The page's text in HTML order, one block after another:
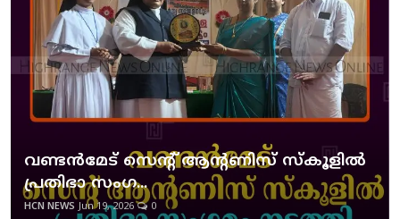
വണ്ടന്‍മേട് സെന്റ് ആന്റണിസ് സ്‌കൂളില്‍
പ്രതിഭാ സംഗ...
HCN NEWS Jun 19, 2026 0